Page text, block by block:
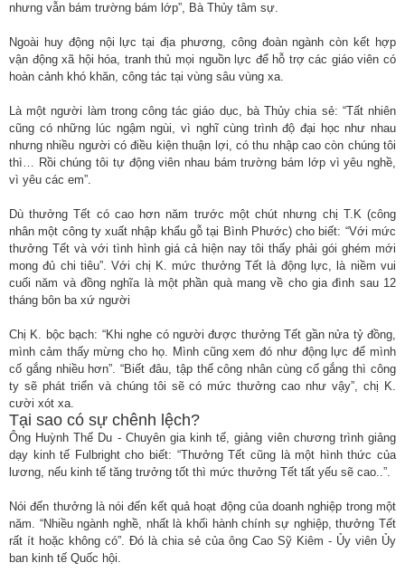
nhưng vẫn bám trường bám lớp”, Bà Thủy tâm sự.
Ngoài huy động nội lực tại địa phương, công đoàn ngành còn kết hợp
vận động xã hội hóa, tranh thủ mọi nguồn lực để hỗ trợ các giáo viên có
hoàn cảnh khó khăn, công tác tại vùng sâu vùng xa.
Là một người làm trong công tác giáo dục, bà Thủy chia sẻ: “Tất nhiên
cũng có những lúc ngậm ngùi, vì nghĩ cùng trình độ đại học như nhau
nhưng nhiều người có điều kiện thuận lợi, có thu nhập cao còn chúng tôi
thì… Rồi chúng tôi tự động viên nhau bám trường bám lớp vì yêu nghề,
vì yêu các em”.
Dù thưởng Tết có cao hơn năm trước một chút nhưng chị T.K (công
nhân một công ty xuất nhập khẩu gỗ tại Bình Phước) cho biết: “Với mức
thưởng Tết và với tình hình giá cả hiện nay tôi thấy phải gói ghém mới
mong đủ chi tiêu”. Với chị K. mức thưởng Tết là động lực, là niềm vui
cuối năm và đồng nghĩa là một phần quà mang về cho gia đình sau 12
tháng bôn ba xứ người
Chị K. bộc bạch: “Khi nghe có người được thưởng Tết gần nửa tỷ đồng,
mình cảm thấy mừng cho họ. Mình cũng xem đó như động lực để mình
cố gắng nhiều hơn”. “Biết đâu, tập thể công nhân cùng cố gắng thì công
ty sẽ phát triển và chúng tôi sẽ có mức thưởng cao như vậy”, chị K.
cười xót xa.
Tại sao có sự chênh lệch?
Ông Huỳnh Thế Du - Chuyên gia kinh tế, giảng viên chương trình giảng
dạy kinh tế Fulbright cho biết: “Thưởng Tết cũng là một hình thức của
lương, nếu kinh tế tăng trưởng tốt thì mức thưởng Tết tất yếu sẽ cao..”.
Nói đến thưởng là nói đến kết quả hoạt động của doanh nghiệp trong một
năm. “Nhiều ngành nghề, nhất là khối hành chính sự nghiệp, thưởng Tết
rất ít hoặc không có”. Đó là chia sẻ của ông Cao Sỹ Kiêm - Ủy viên Ủy
ban kinh tế Quốc hội.